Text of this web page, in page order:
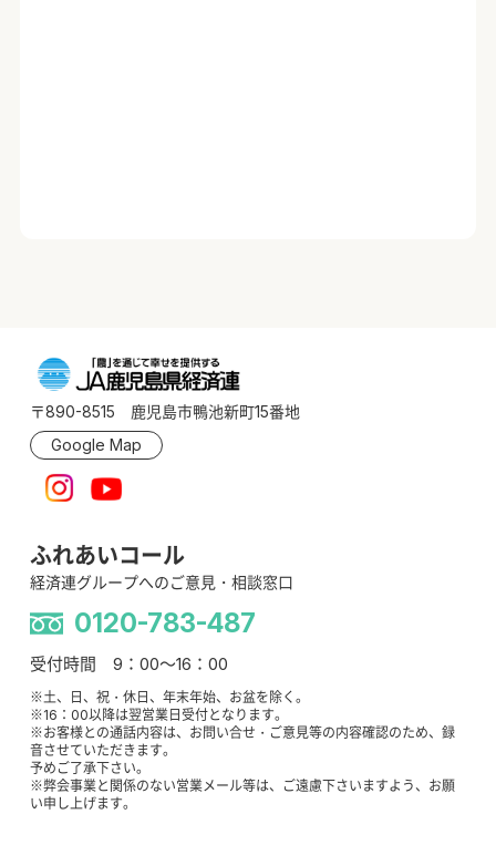
〒890-8515 鹿児島市鴨池新町15番地
Google Map
ふれあいコール
経済連グループへのご意見・相談窓口
0120-783-487
受付時間 9：00～16：00
※土、日、祝・休日、年末年始、お盆を除く。
※16：00以降は翌営業日受付となります。
※お客様との通話内容は、お問い合せ・ご意見等の内容確認のため、録
音させていただきます。
予めご了承下さい。
※弊会事業と関係のない営業メール等は、ご遠慮下さいますよう、お願
い申し上げます。